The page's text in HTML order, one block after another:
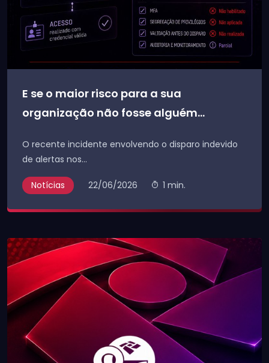
E se o maior risco para a sua
organização não fosse alguém...
O recente incidente envolvendo o disparo indevido
de alertas nos...
Notícias 22/06/2026 1 min.